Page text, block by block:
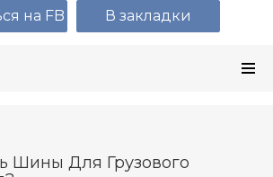
Шины Для Грузового
на FB В закладки